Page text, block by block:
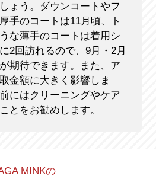
ょう。ダウンコートやフ
手のコートは11月頃、ト
な薄手のコートは着用シ
2回訪れるので、9月・2月
期待できます。また、ア
金額に大きく影響しま
にはクリーニングやケア
とをお勧めします。
MINKの